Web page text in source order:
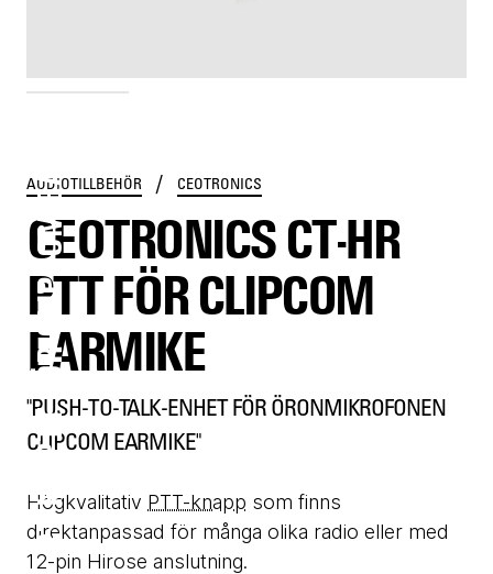
AUDIOTILLBEHÖR / CEOTRONICS
CEOTRONICS CT-HR
PTT FÖR CLIPCOM
EARMIKE
"PUSH-TO-TALK-ENHET FÖR ÖRONMIKROFONEN
CLIPCOM EARMIKE"
Högkvalitativ PTT-knapp som finns
direktanpassad för många olika radio eller med
12-pin Hirose anslutning.
CT-HR PTT FÖR CLIPCOM EARMIKE